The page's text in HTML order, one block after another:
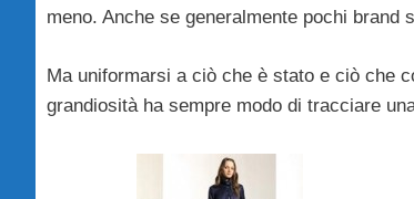
meno. Anche se generalmente pochi
Ma uniformarsi a ciò che è stato e ciò che
grandiosità ha sempre modo di tracciare